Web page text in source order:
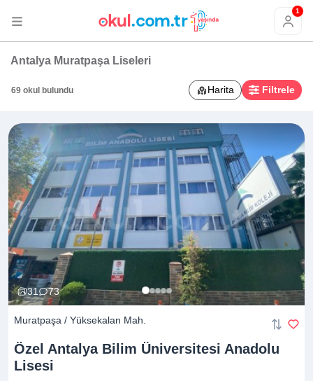
1
Antalya Muratpaşa Liseleri
69 okul bulundu Harita Filtrele
31 73
Muratpaşa / Yüksekalan Mah.
Özel Antalya Bilim Üniversitesi Anadolu
Lisesi